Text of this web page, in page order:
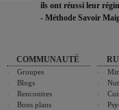
ils ont réussi leur
- Méthode Savoir
COMMUNAUTÉ
Groupes
Blogs
Rencontres
Bons plans